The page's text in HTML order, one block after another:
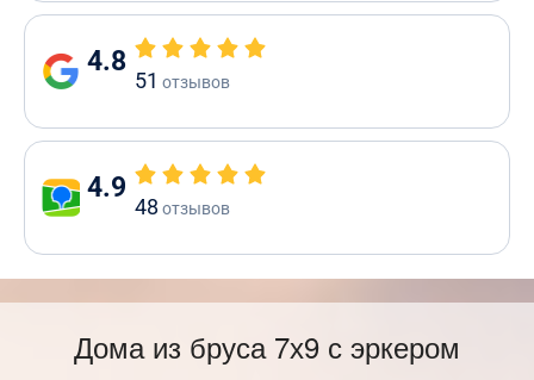
4.8
51 отзывов
4.9
48 отзывов
Дома из бруса 7х9 с эркером